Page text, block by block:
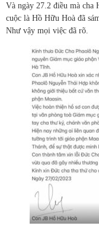
Và ngày 27.2 điều mà cha
cuộc là Hồ Hữu Hoà đã
Như vậy mọi việc đã rõ.